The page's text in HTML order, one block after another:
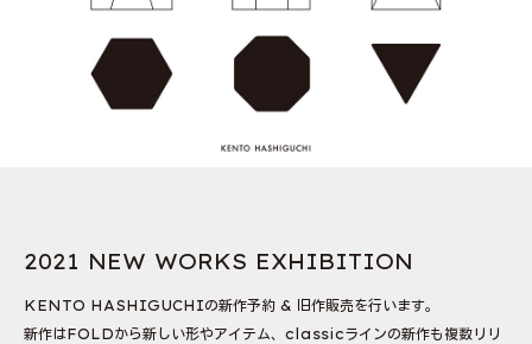
2021 NEW WORKS EXHIBITION
KENTO HASHIGUCHIの新作予約 & 旧作販売を行います。
新作はFOLDから新しい形やアイテム、classicラインの新作も複数リリ